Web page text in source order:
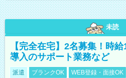
未読
【完全在宅】2名募集！時
導入のサポート業務など
派遣 ブランクOK WEB登録・面接OK